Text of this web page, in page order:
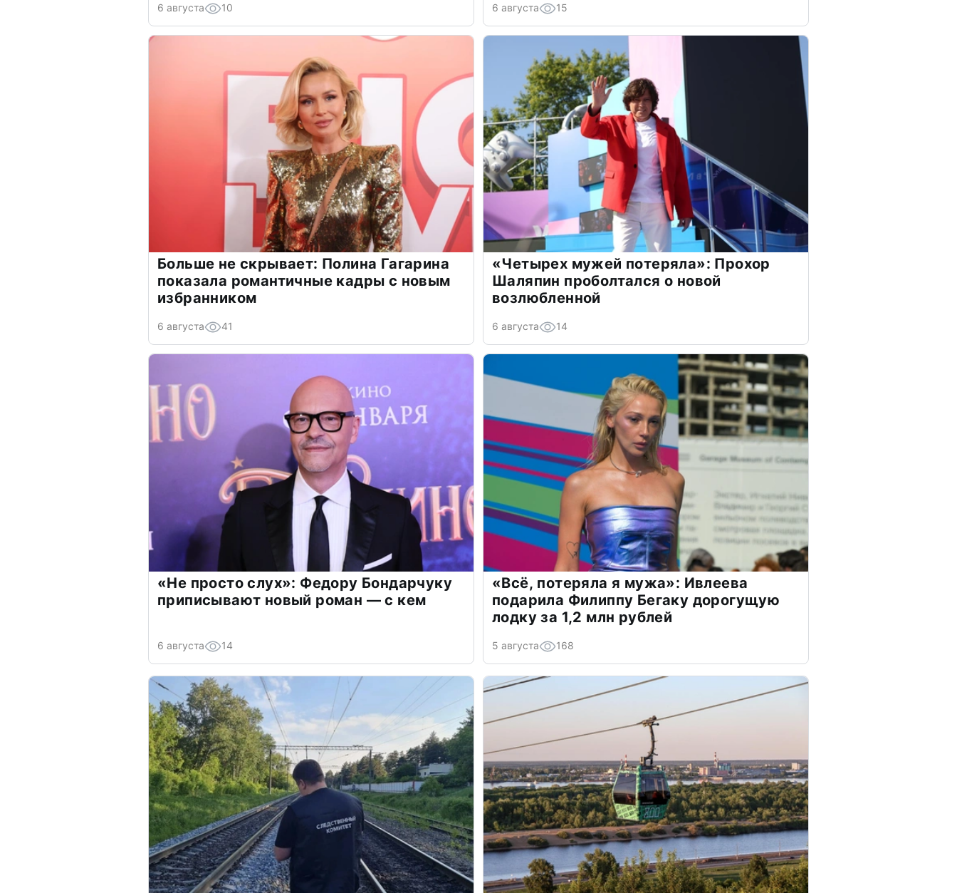
6 августа 10 6 августа 15
Больше не скрывает: Полина Гагарина
показала романтичные кадры с новым
избранником
6 августа 41
«Четырех мужей потеряла»: Прохор
Шаляпин проболтался о новой
возлюбленной
6 августа 14
«Не просто слух»: Федору Бондарчуку
приписывают новый роман — с кем
6 августа 14
«Всё, потеряла я мужа»: Ивлеева
подарила Филиппу Бегаку дорогущую
лодку за 1,2 млн рублей
5 августа 168